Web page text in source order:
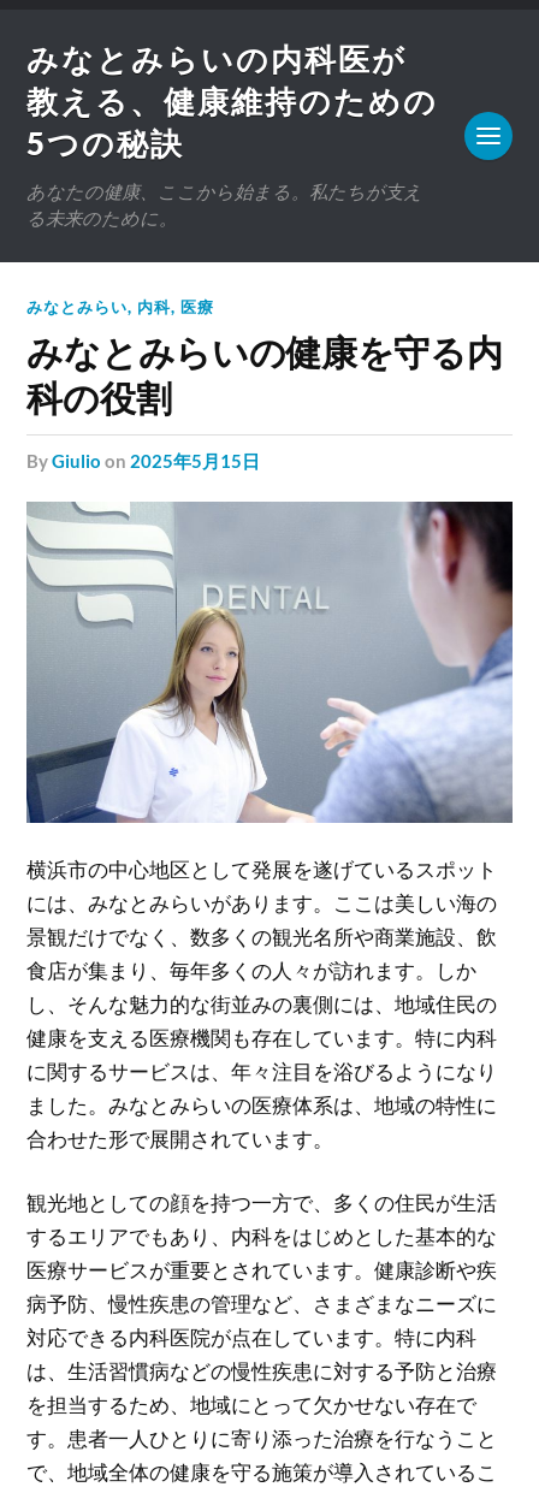
みなとみらいの内科医が
教える、健康維持のための
5つの秘訣
あなたの健康、ここから始まる。私たちが支え
る未来のために。
みなとみらい, 内科, 医療
みなとみらいの健康を守る内
科の役割
byGiulio on 2025年5月15日
横浜市の中心地区として発展を遂げているスポット
には、みなとみらいがあります。 ここは美しい海の
景観だけでなく、数多くの観光名所や商業施設、飲
食店が集まり、毎年多くの人々が訪れます。しか
し、そんな魅力的な街並みの裏側には、地域住民の
健康を支える医療機関も存在しています。特に内科
に関するサービスは、年々注目を浴びるようになり
ました。みなとみらいの医療体系は、地域の特性に
合わせた形で展開されています。
観光地としての顔を持つ一方で、多くの住民が生活
するエリアでもあり、内科をはじめとした基本的な
医療サービスが重要とされています。健康診断や疾
病予防、慢性疾患の管理など、さまざまなニーズに
対応できる内科医院が点在しています。特に内科
は、生活習慣病などの慢性疾患に対する予防と治療
を担当するため、地域にとって欠かせない存在で
す。患者一人ひとりに寄り添った治療を行なうこと
で、地域全体の健康を守る施策が導入されているこ